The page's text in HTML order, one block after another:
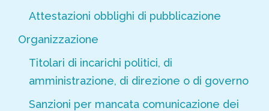
Attestazioni obblighi di pubblicazione
Organizzazione
Titolari di incarichi politici, di
amministrazione, di direzione o di governo
Sanzioni per mancata comunicazione dei